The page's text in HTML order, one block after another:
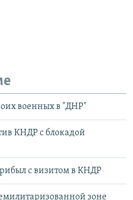
военных в "ДНР"
КНДР с блокадой
с визитом в КНДР
зоне